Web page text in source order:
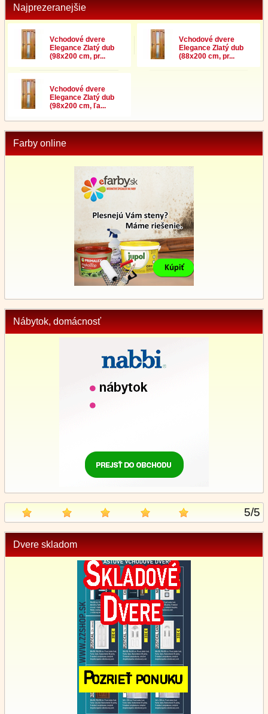
Najprezeranejšie
Vchodové dvere
Elegance Zlatý dub
(98x200 cm, pr...
Vchodové dvere
Elegance Zlatý dub
(88x200 cm, pr...
Vchodové dvere
Elegance Zlatý dub
(98x200 cm, ľa...
Farby online
Nábytok, domácnosť
5/5
Dvere skladom